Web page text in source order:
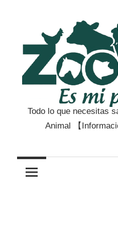
contenido
Zootecnia
Veterinaria
Todo lo que necesitas
Animal 【